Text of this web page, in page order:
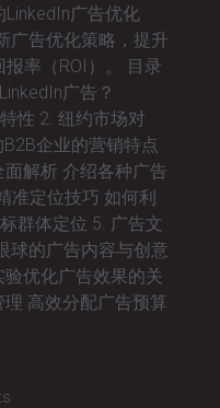
广告优化
广告优化策略，提升
率（ROI）。 目录
广告？
性 2. 纽约市场对
企业的营销特点
解析 介绍各种广告
准定位技巧 如何利
群体定位 5. 广告文
球的广告内容与创意
优化广告效果的关
高效分配广告预算